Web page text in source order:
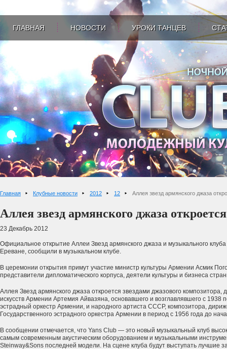
ГЛАВНАЯ НОВОСТИ УРОКИ ТАНЦЕВ
Главная Клубные новости 2012 12 Аллея звезд армянского джаза
Аллея звезд армянского джаза
23 Декабрь 2012
Официальное открытие Аллеи Звезд армянского джаза и музыкального клуба
Ереване, сообщили в музыкальном клубе.
В церемонии открытия примут участие министр культуры Армении Асмик
представители дипломатического корпуса, деятели культуры и бизнеса
Аллея Звезд армянского джаза откроется звездами джазового композитора,
искусств Армении Артемия Айвазяна, основавшего и возглавлявшего с 1938
эстрадный оркестр Армении, и народного артиста СССР, композитора,
Государственного эстрадного оркестра Армении в период с 1956 года до
В сообщении отмечается, что Yans Club — это новый музыкальный клуб
самым современным акустическим оборудованием и музыкальными
Steinway&Sons последней модели. На сцене клуба будут выступать лучшие